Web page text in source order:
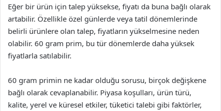
Eğer bir ürün için talep yüksekse, fiyatı da buna bağlı olarak
artabilir. Özellikle özel günlerde veya tatil dönemlerinde
belirli ürünlere olan talep, fiyatların yükselmesine neden
olabilir. 60 gram prim, bu tür dönemlerde daha yüksek
fiyatlarla satılabilir.
60 gram primin ne kadar olduğu sorusu, birçok değişkene
bağlı olarak cevaplanabilir. Piyasa koşulları, ürün türü,
kalite, yerel ve küresel etkiler, tüketici talebi gibi faktörler,